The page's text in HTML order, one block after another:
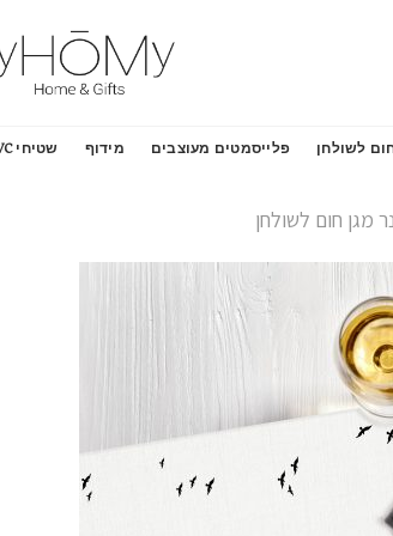
לשולחן פלייסמטים מעוצבים מידוף שטיחי PVC למטבח
מגן חום לשולחן